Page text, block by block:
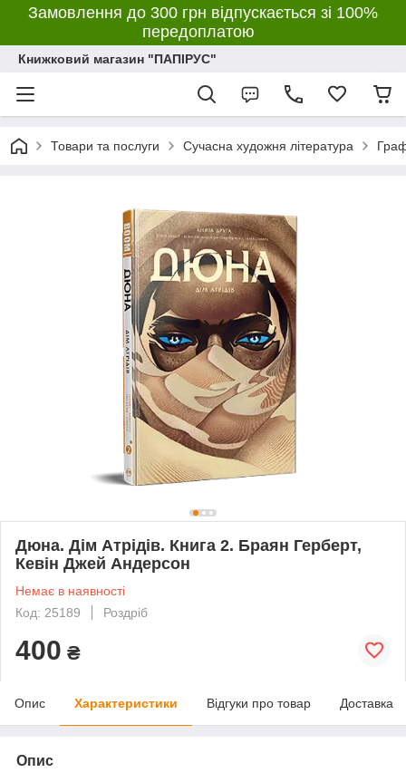
Замовлення до 300 грн відпускається зі 100%
передоплатою
Книжковий магазин "ПАПІРУС"
Товари та послуги Сучасна художня література
Дюна. Дім Атрідів. Книга 2. Браян Герберт,
Кевін Джей Андерсон
Немає в наявності
Код: 25189
Роздріб
400 ₴
Опис Характеристики Відгуки про товар Доставка
Опис